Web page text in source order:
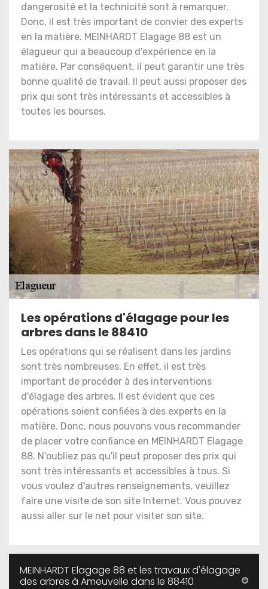
dangerosité et la technicité sont à remarquer.
Donc, il est très important de convier des experts
en la matière. MEINHARDT Elagage 88 est un
élagueur qui a beaucoup d'expérience en la
matière. Par conséquent, il peut garantir une très
bonne qualité de travail. Il peut aussi proposer des
prix qui sont très intéressants et accessibles à
toutes les bourses.
Les opérations d'élagage pour les
arbres dans le 88410
Les opérations qui se réalisent dans les jardins
sont très nombreuses. En effet, il est très
important de procéder à des interventions
d'élagage des arbres. Il est évident que ces
opérations soient confiées à des experts en la
matière. Donc, nous pouvons vous recommander
de placer votre confiance en MEINHARDT Elagage
88. N'oubliez pas qu'il peut proposer des prix qui
sont très intéressants et accessibles à tous. Si
vous voulez d'autres renseignements, veuillez
faire une visite de son site Internet. Vous pouvez
aussi aller sur le net pour visiter son site.
MEINHARDT Elagage 88 et les travaux d'élagage
des arbres à Ameuvelle dans le 88410